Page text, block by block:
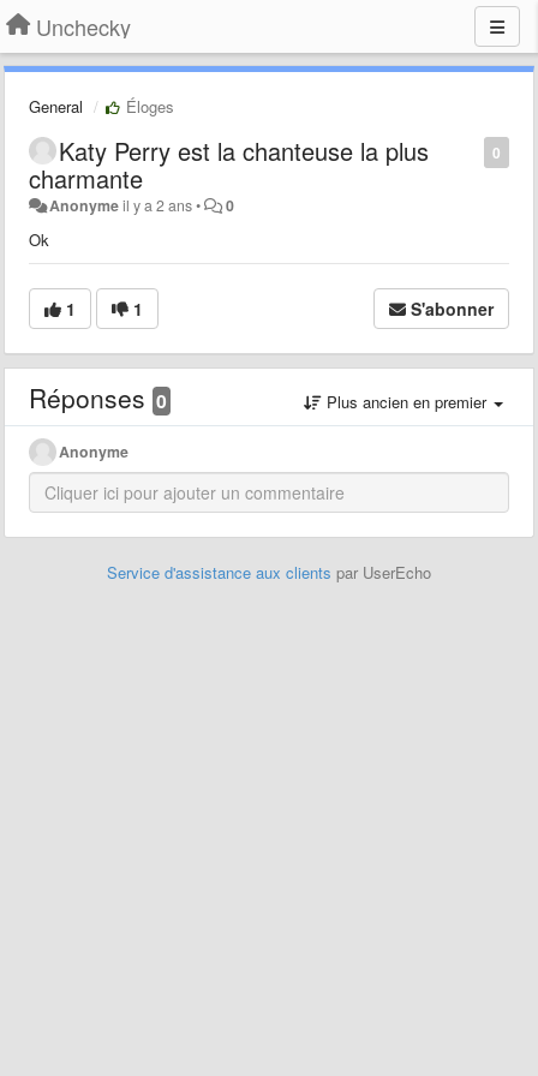
Unchecky
General Éloges
0
Katy Perry est la chanteuse la plus
charmante
Anonymeil y a 2 ans• 0
Ok
1 1 S'abonner
Réponses 0 Plus ancien en premier
Anonyme
Service d'assistance aux clients par UserEcho